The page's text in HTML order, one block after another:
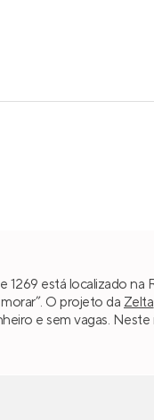
1269 está localizado na
O projeto da Zelta
e sem vagas.